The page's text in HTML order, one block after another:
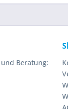
Beratung: